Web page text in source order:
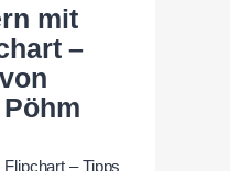
mit
–